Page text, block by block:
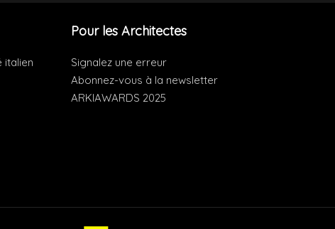
italien
Pour les Architectes
Signalez une erreur
Abonnez-vous à la newsletter
ARKIAWARDS 2025